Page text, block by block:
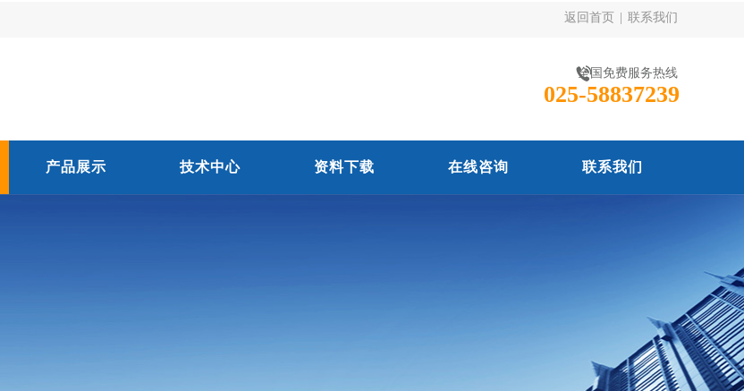
返回首页 联系我们
全国免费服务热线
025-58837239
产品展示 技术中心 资料下载 在线咨询 联系我们